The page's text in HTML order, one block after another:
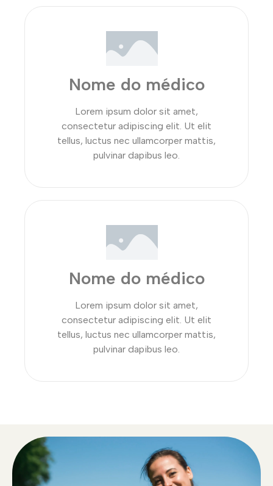
Nome do médico
Lorem ipsum dolor sit amet,
consectetur adipiscing elit. Ut elit
tellus, luctus nec ullamcorper mattis,
pulvinar dapibus leo.
Nome do médico
Lorem ipsum dolor sit amet,
consectetur adipiscing elit. Ut elit
tellus, luctus nec ullamcorper mattis,
pulvinar dapibus leo.